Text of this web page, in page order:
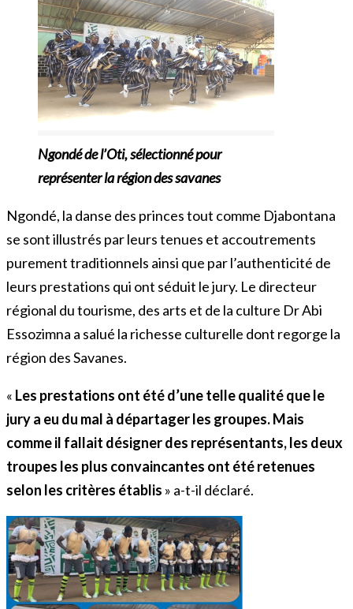
Ngondé de l’Oti, sélectionné pour
représenter la région des savanes
Ngondé, la danse des princes tout comme Djabontana
se sont illustrés par leurs tenues et accoutrements
purement traditionnels ainsi que par l’authenticité de
leurs prestations qui ont séduit le jury. Le directeur
régional du tourisme, des arts et de la culture Dr Abi
Essozimna a salué la richesse culturelle dont regorge la
région des Savanes.
« Les prestations ont été d’une telle qualité que le
jury a eu du mal à départager les groupes. Mais
comme il fallait désigner des représentants, les deux
troupes les plus convaincantes ont été retenues
selon les critères établis » a-t-il déclaré.